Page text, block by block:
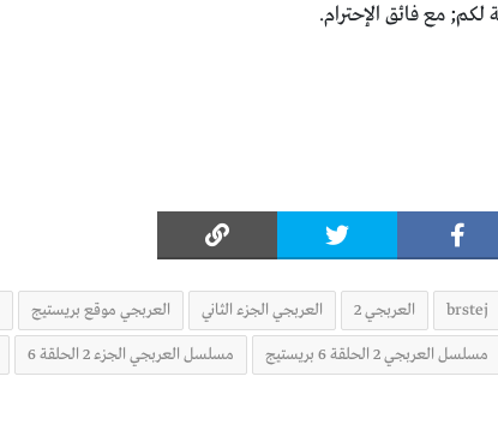
لكم; مع فائق الإحترام.
brstej العربجي 2 العربجي الجزء الثاني العربجي موقع بريستيج
مسلسل العربجي 2 الحلقة 6 بريستيج مسلسل العربجي الجزء 2 الحلقة 6